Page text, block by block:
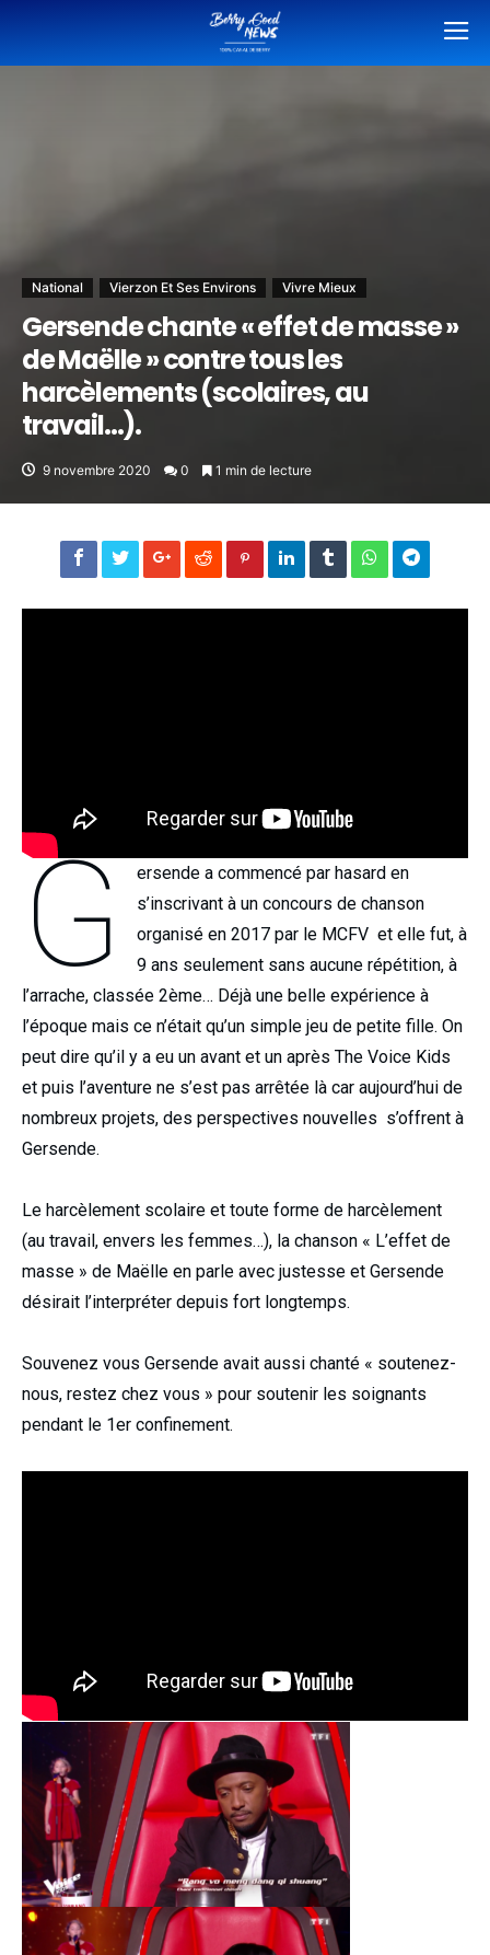
National Vierzon Et Ses Environs Vivre Mieux
Gersende chante « effet de masse »
de Maëlle » contre tous les
harcèlements (scolaires, au
travail…).
9 novembre 2020 0 1 min de lecture
G
ersende a commencé par hasard en
s’inscrivant à un concours de chanson
organisé en 2017 par le MCFV et elle fut, à
9 ans seulement sans aucune répétition, à
l’arrache, classée 2ème… Déjà une belle expérience à
l’époque mais ce n’était qu’un simple jeu de petite fille. On
peut dire qu’il y a eu un avant et un après The Voice Kids
et puis l’aventure ne s’est pas arrêtée là car aujourd’hui de
nombreux projets, des perspectives nouvelles s’offrent à
Gersende.
Le harcèlement scolaire et toute forme de harcèlement
(au travail, envers les femmes…), la chanson « L’effet de
masse » de Maëlle en parle avec justesse et Gersende
désirait l’interpréter depuis fort longtemps.
Souvenez vous Gersende avait aussi chanté « soutenez-
nous, restez chez vous » pour soutenir les soignants
pendant le 1er confinement.